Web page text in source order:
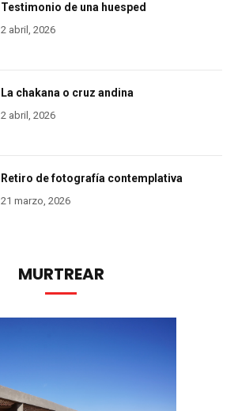
Testimonio de una huesped
2 abril, 2026
La chakana o cruz andina
2 abril, 2026
Retiro de fotografía contemplativa
21 marzo, 2026
MURTREAR